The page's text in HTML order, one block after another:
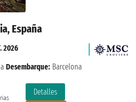
España
Detalles
2026
Desembarque: Barcelona